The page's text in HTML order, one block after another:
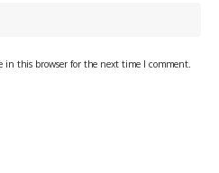
in this browser for the next time I comment.